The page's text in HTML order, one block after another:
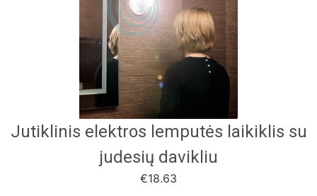
Jutiklinis elektros lemputės laikiklis su
judesių davikliu
€18.63